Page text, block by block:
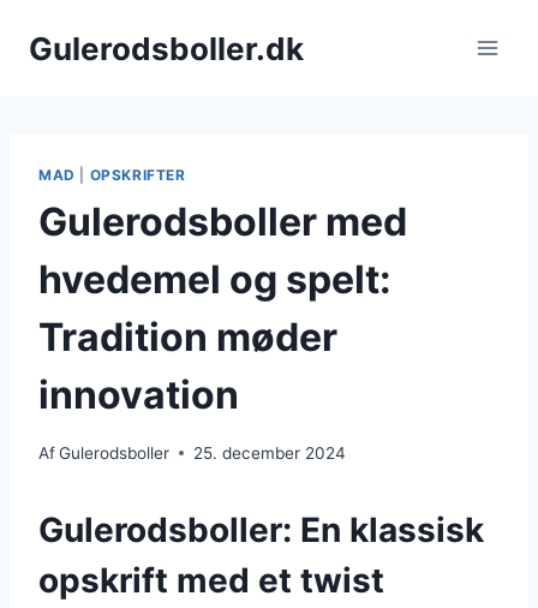
Gulerodsboller.dk
MAD OPSKRIFTER
Gulerodsboller med
hvedemel og spelt:
Tradition møder
innovation
AfGulerodsboller 25. december 2024
Gulerodsboller: En klassisk
opskrift med et twist